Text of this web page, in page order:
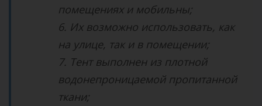
помещениях и мобильны;
6. Их возможно использовать, как
на улице, так и в помещении;
7. Тент выполнен из плотной
водонепроницаемой пропитанной
ткани;